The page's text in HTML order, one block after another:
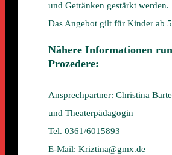
und Getränken gestärkt werden.
Das Angebot gilt für Kinder ab
Nähere Informationen
Prozedere:
Ansprechpartner: Christina
und Theaterpädagogin
Tel. 0361/6015893
E-Mail: Kriztina@gmx.de